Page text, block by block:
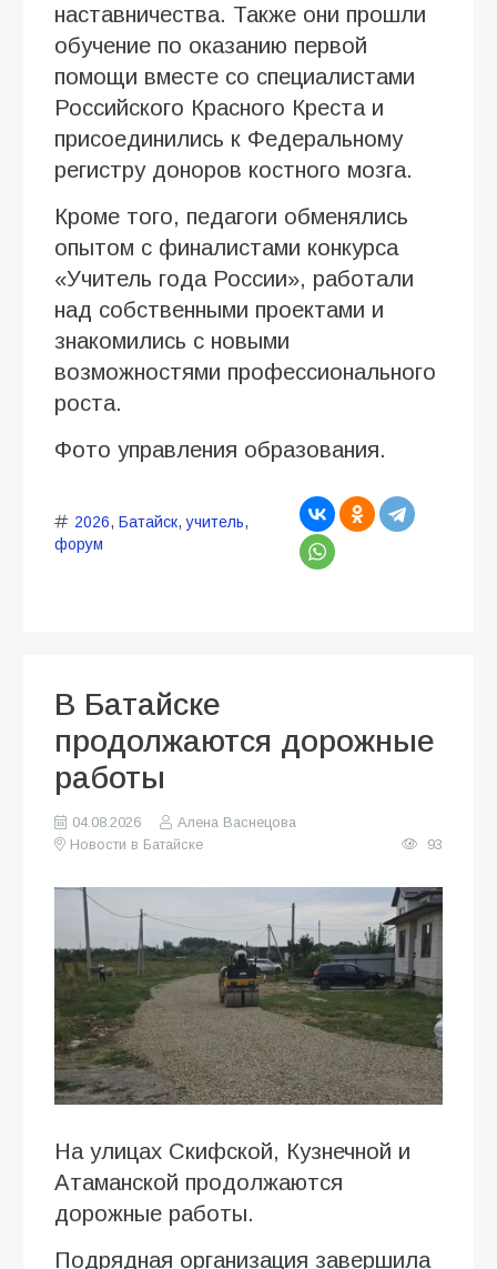
наставничества. Также они прошли
обучение по оказанию первой
помощи вместе со специалистами
Российского Красного Креста и
присоединились к Федеральному
регистру доноров костного мозга.
Кроме того, педагоги обменялись
опытом с финалистами конкурса
«Учитель года России», работали
над собственными проектами и
знакомились с новыми
возможностями профессионального
роста.
Фото управления образования.
2026, Батайск,учитель,
форум
В Батайске
продолжаются дорожные
работы
04.08.2026
Алена Васнецова
Новости в Батайске
93
На улицах Скифской, Кузнечной и
Атаманской продолжаются
дорожные работы.
Подрядная организация завершила